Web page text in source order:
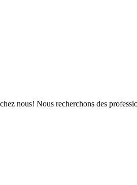
nous! Nous recherchons des